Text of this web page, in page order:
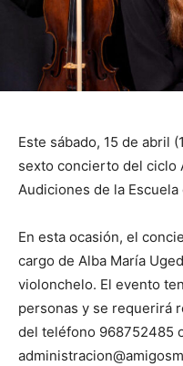
Este sábado, 15 de abril
sexto concierto del ciclo
Audiciones de la Escuela
En esta ocasión, el
cargo de Alba María
violonchelo. El evento
personas y se requerirá
del teléfono 968752485